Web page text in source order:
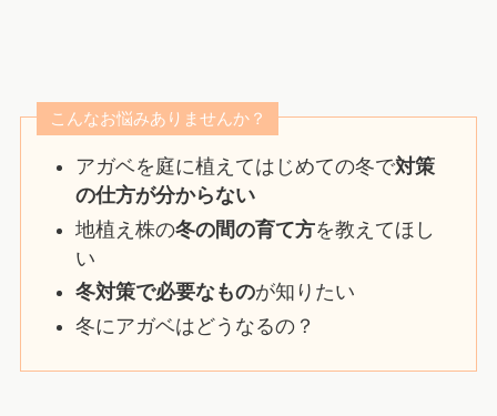
こんなお悩みありませんか？
アガベを庭に植えてはじめての冬で対策
の仕方が分からない
地植え株の冬の間の育て方を教えてほし
い
冬対策で必要なものが知りたい
冬にアガベはどうなるの？